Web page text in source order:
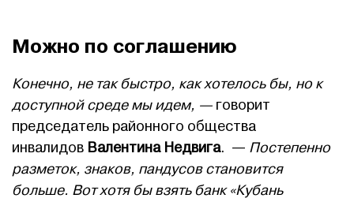
Можно по соглашению
Конечно, не так быстро, как хотелось бы, но к
доступной среде мы идем, — говорит
председатель районного общества
инвалидов Валентина Недвига. — Постепенно
разметок, знаков, пандусов становится
больше. Вот хотя бы взять банк «Кубань